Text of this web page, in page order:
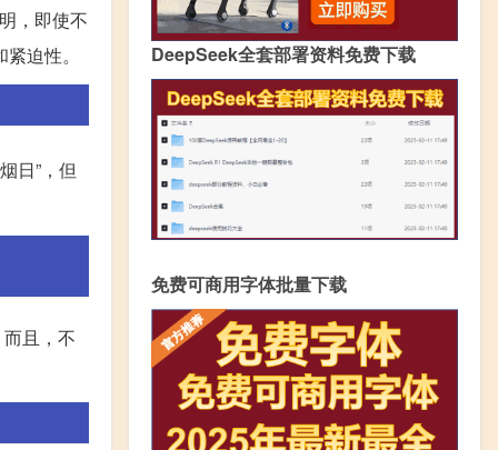
，即使不
迫性。
日”，但
且，不
DeepSeek全套部署资料免费下载
免费可商用字体批量下载